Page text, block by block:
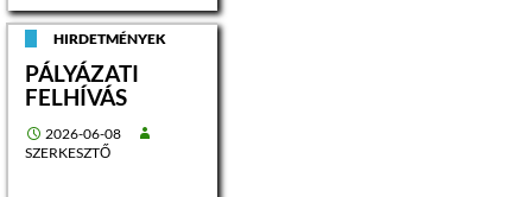
HIRDETMÉNYEK
PÁLYÁZATI
FELHÍVÁS
2026-06-08
SZERKESZTŐ